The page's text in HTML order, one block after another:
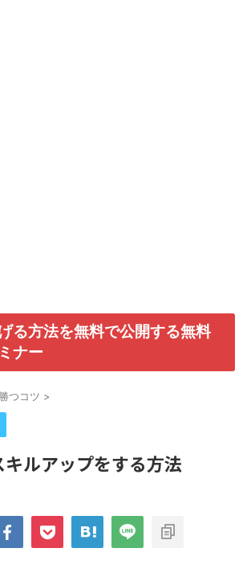
る方法を無料で公開する無料
ナー
つコツ >
ルアップをする方法